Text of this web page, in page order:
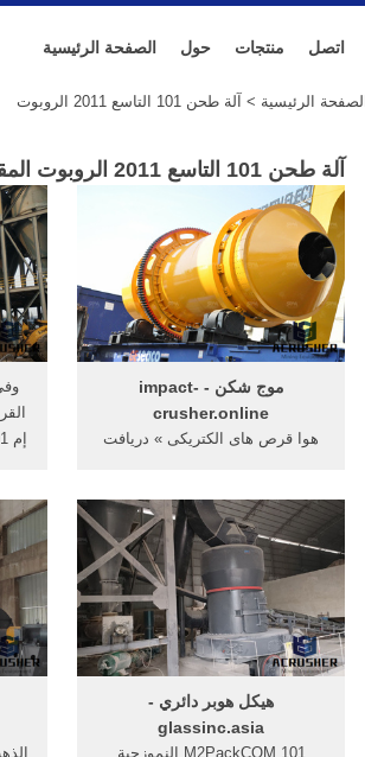
الصفحة الرئيسية حول منتجات اتصل
الصفحة الرئيسية > آلة طحن 101 التاسع 2011 الروبوت
آلة طحن 101 التاسع 2011 الروبوت المقدمة(
إم 101"، وهي أول آلة من "إم بي ...
موج شکن - impact-
crusher.online
هوا قرص های الکتریکی » دریافت
سنج ...
هيكل هوبر دائري -
glassinc.asia
M2PackCOM 101 النموزجية